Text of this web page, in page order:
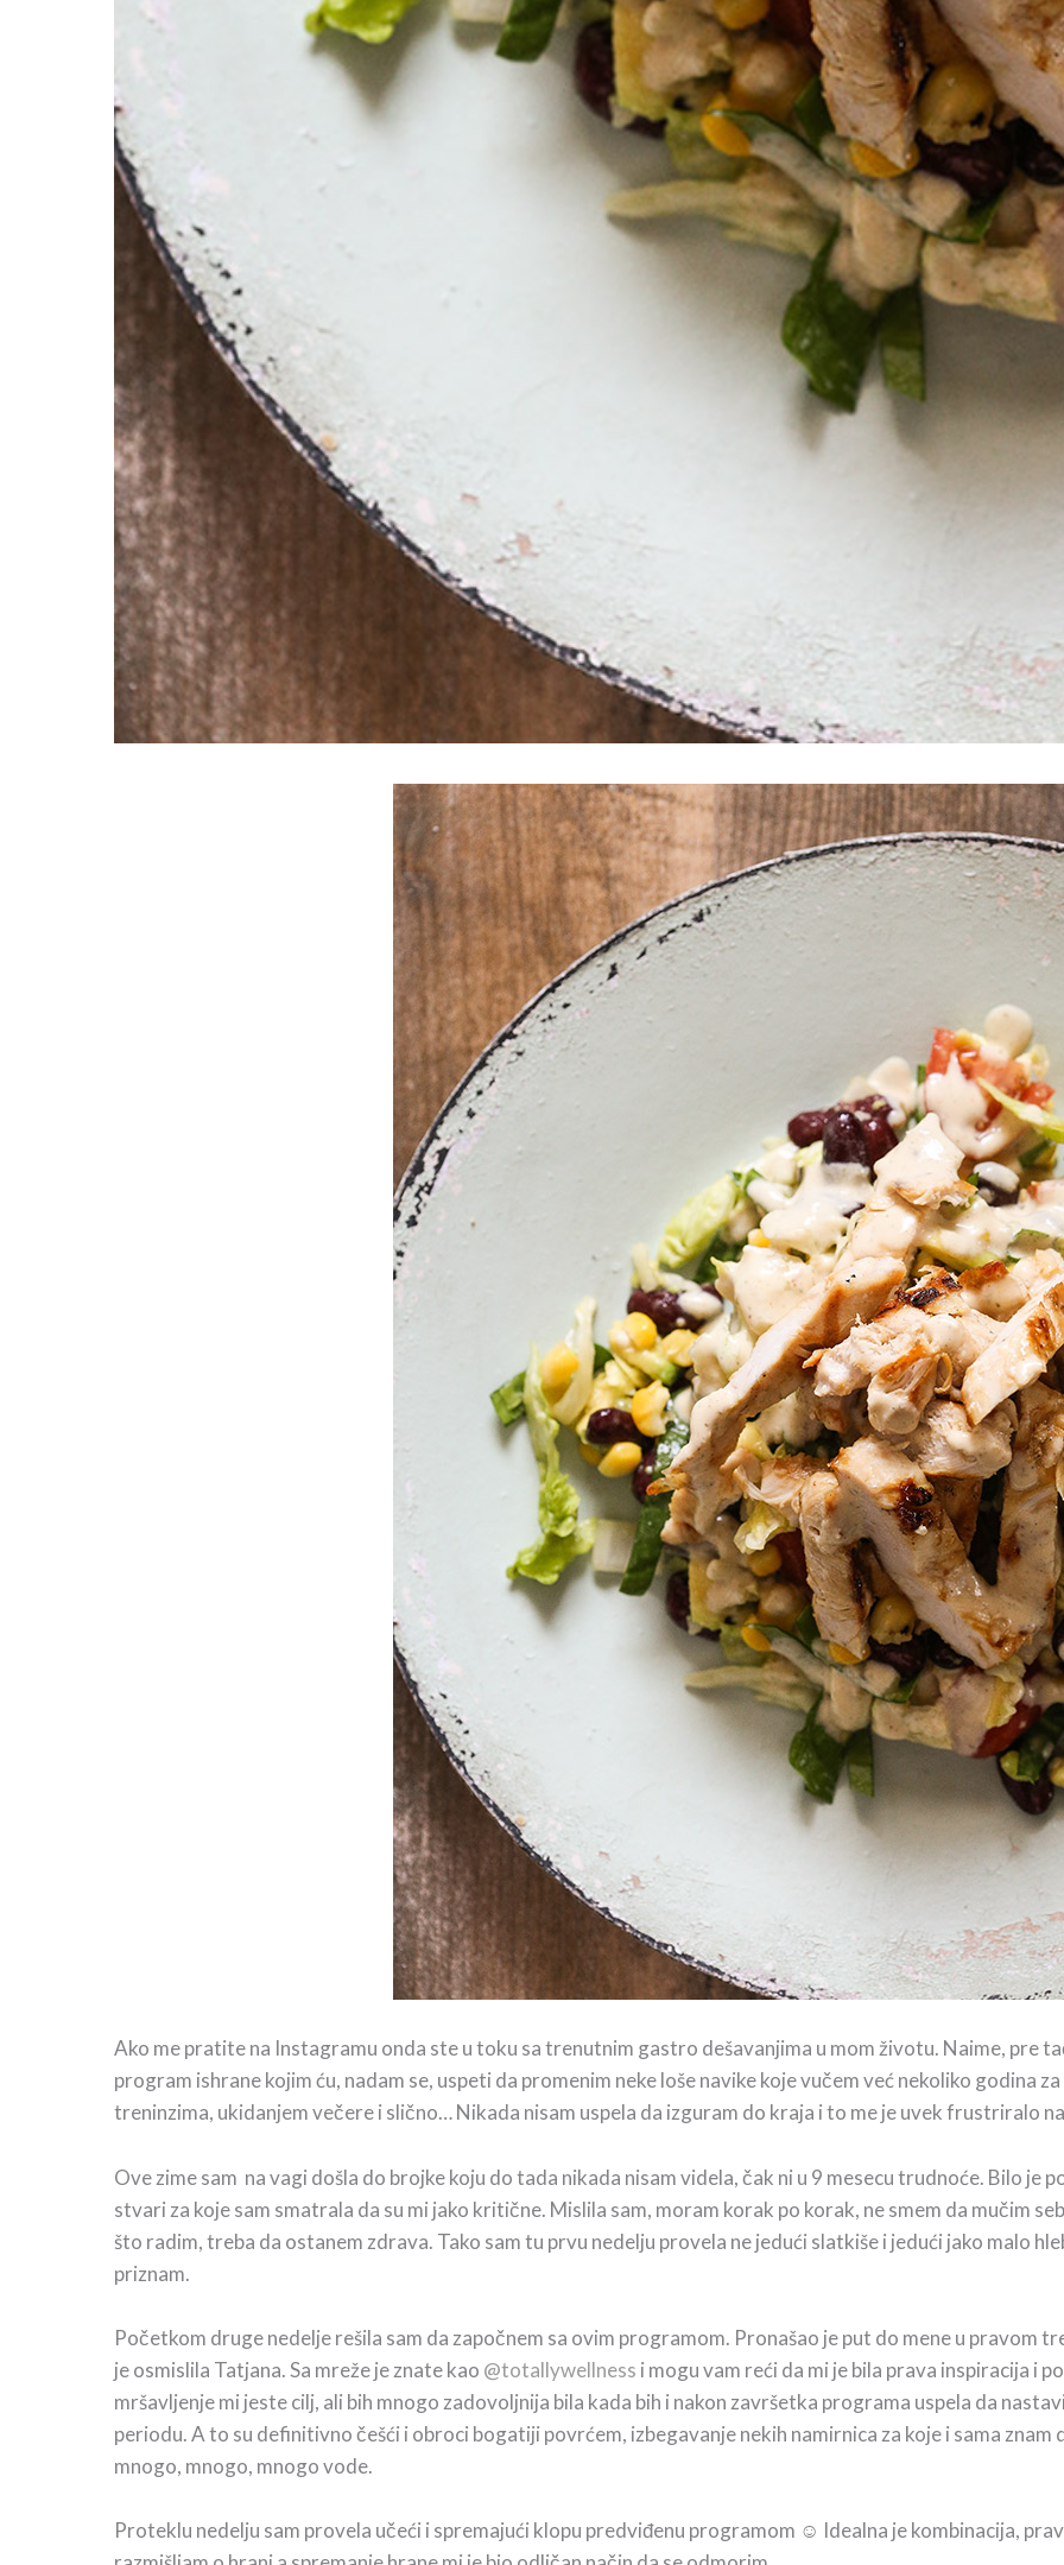
Ako me pratite na Instagramu onda ste u toku sa trenutnim gastro dešavanjima u mom životu. Naime, pre
program ishrane kojim ću, nadam se, uspeti da promenim neke loše navike koje vučem već nekoliko godina
treninzima, ukidanjem večere i slično… Nikada nisam uspela da izguram do kraja i to me je uvek frustriralo
Ove zime sam na vagi došla do brojke koju do tada nikada nisam videla, čak ni u 9 mesecu trudnoće. Bilo je
stvari za koje sam smatrala da su mi jako kritične. Mislila sam, moram korak po korak, ne smem da mučim
što radim, treba da ostanem zdrava. Tako sam tu prvu nedelju provela ne jedući slatkiše i jedući jako malo
priznam.
Početkom druge nedelje rešila sam da započnem sa ovim programom. Pronašao je put do mene u pravom
je osmislila Tatjana. Sa mreže je znate kao @totallywellness i mogu vam reći da mi je bila prava inspiracija i
mršavljenje mi jeste cilj, ali bih mnogo zadovoljnija bila kada bih i nakon završetka programa uspela da
periodu. A to su definitivno češći i obroci bogatiji povrćem, izbegavanje nekih namirnica za koje i sama znam
mnogo, mnogo, mnogo vode.
Proteklu nedelju sam provela učeći i spremajući klopu predviđenu programom ☺ Idealna je kombinacija,